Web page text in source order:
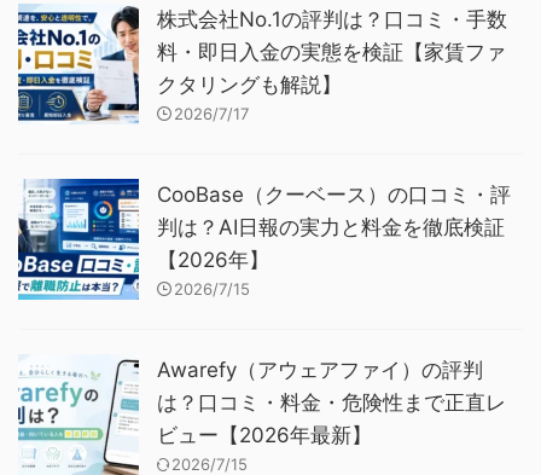
株式会社No.1の評判は？口コミ・手数
料・即日入金の実態を検証【家賃ファ
クタリングも解説】
2026/7/17
CooBase（クーベース）の口コミ・評
判は？AI日報の実力と料金を徹底検証
【2026年】
2026/7/15
Awarefy（アウェアファイ）の評判
は？口コミ・料金・危険性まで正直レ
ビュー【2026年最新】
2026/7/15